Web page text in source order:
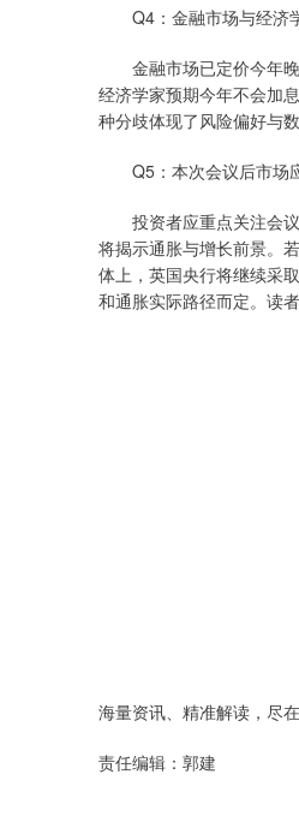
Q4：金融市场与经济
金融市场已定价今年晚
经济学家预期今年不会加
种分歧体现了风险偏好与
Q5：本次会议后市场应
投资者应重点关注会议
将揭示通胀与增长前景。
体上，英国央行将继续采
和通胀实际路径而定。读
海量资讯、精准解读，尽
责任编辑：郭建